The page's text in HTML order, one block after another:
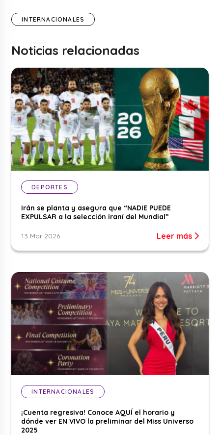
INTERNACIONALES
Noticias relacionadas
DEPORTES
Irán se planta y asegura que “NADIE PUEDE
EXPULSAR a la selección iraní del Mundial”
13 Mar 2026 Leer más
INTERNACIONALES
¡Cuenta regresiva! Conoce AQUÍ el horario y
dónde ver EN VIVO la preliminar del Miss Universo
2025